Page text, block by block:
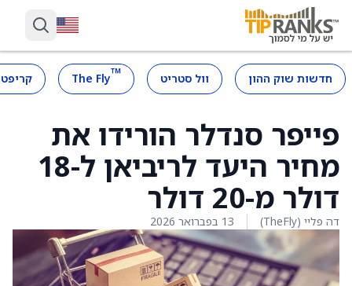
חדשות שוק ההון וול סטריט ™
The Fly
פייפר סנדלר הורידו את
מחיר היעד לריביאן ל-18
דולר מ-20 דולר
דה פליי (TheFly) 13 בפברואר 2026